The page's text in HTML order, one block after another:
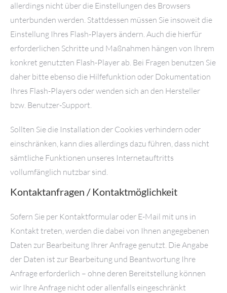
allerdings nicht über die Einstellungen des Browsers
unterbunden werden. Stattdessen müssen Sie insoweit die
Einstellung Ihres Flash-Players ändern. Auch die hierfür
erforderlichen Schritte und Maßnahmen hängen von Ihrem
konkret genutzten Flash-Player ab. Bei Fragen benutzen Sie
daher bitte ebenso die Hilfefunktion oder Dokumentation
Ihres Flash-Players oder wenden sich an den Hersteller
bzw. Benutzer-Support.
Sollten Sie die Installation der Cookies verhindern oder
einschränken, kann dies allerdings dazu führen, dass nicht
sämtliche Funktionen unseres Internetauftritts
vollumfänglich nutzbar sind.
Kontaktanfragen / Kontaktmöglichkeit
Sofern Sie per Kontaktformular oder E-Mail mit uns in
Kontakt treten, werden die dabei von Ihnen angegebenen
Daten zur Bearbeitung Ihrer Anfrage genutzt. Die Angabe
der Daten ist zur Bearbeitung und Beantwortung Ihre
Anfrage erforderlich – ohne deren Bereitstellung können
wir Ihre Anfrage nicht oder allenfalls eingeschränkt